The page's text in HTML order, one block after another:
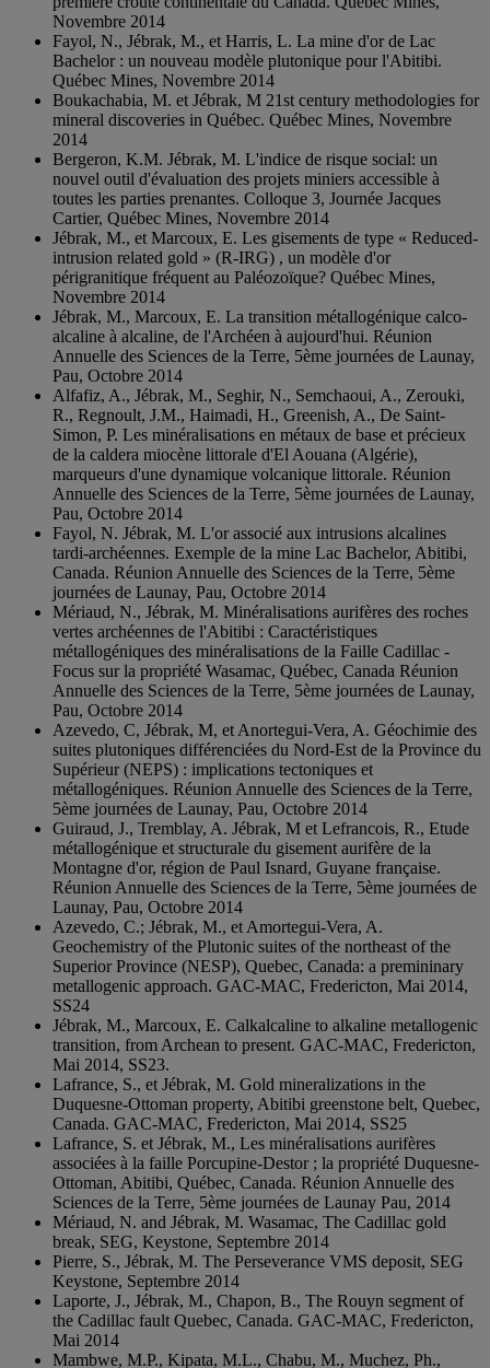
Novembre 2014
Fayol, N., Jébrak, M., et Harris, L. La mine d'or de Lac
Bachelor : un nouveau modèle plutonique pour l'Abitibi.
Québec Mines, Novembre 2014
Boukachabia, M. et Jébrak, M 21st century methodologies for
mineral discoveries in Québec. Québec Mines, Novembre
2014
Bergeron, K.M. Jébrak, M. L'indice de risque social: un
nouvel outil d'évaluation des projets miniers accessible à
toutes les parties prenantes. Colloque 3, Journée Jacques
Cartier, Québec Mines, Novembre 2014
Jébrak, M., et Marcoux, E. Les gisements de type « Reduced-
intrusion related gold » (R-IRG) , un modèle d'or
périgranitique fréquent au Paléozoïque? Québec Mines,
Novembre 2014
Jébrak, M., Marcoux, E. La transition métallogénique calco-
alcaline à alcaline, de l'Archéen à aujourd'hui. Réunion
Annuelle des Sciences de la Terre, 5ème journées de Launay,
Pau, Octobre 2014
Alfafiz, A., Jébrak, M., Seghir, N., Semchaoui, A., Zerouki,
R., Regnoult, J.M., Haimadi, H., Greenish, A., De Saint-
Simon, P. Les minéralisations en métaux de base et précieux
de la caldera miocène littorale d'El Aouana (Algérie),
marqueurs d'une dynamique volcanique littorale. Réunion
Annuelle des Sciences de la Terre, 5ème journées de Launay,
Pau, Octobre 2014
Fayol, N. Jébrak, M. L'or associé aux intrusions alcalines
tardi-archéennes. Exemple de la mine Lac Bachelor, Abitibi,
Canada. Réunion Annuelle des Sciences de la Terre, 5ème
journées de Launay, Pau, Octobre 2014
Mériaud, N., Jébrak, M. Minéralisations aurifères des roches
vertes archéennes de l'Abitibi : Caractéristiques
métallogéniques des minéralisations de la Faille Cadillac -
Focus sur la propriété Wasamac, Québec, Canada Réunion
Annuelle des Sciences de la Terre, 5ème journées de Launay,
Pau, Octobre 2014
Azevedo, C, Jébrak, M, et Anortegui-Vera, A. Géochimie des
suites plutoniques différenciées du Nord-Est de la Province du
Supérieur (NEPS) : implications tectoniques et
métallogéniques. Réunion Annuelle des Sciences de la Terre,
5ème journées de Launay, Pau, Octobre 2014
Guiraud, J., Tremblay, A. Jébrak, M et Lefrancois, R., Etude
métallogénique et structurale du gisement aurifère de la
Montagne d'or, région de Paul Isnard, Guyane française.
Réunion Annuelle des Sciences de la Terre, 5ème journées de
Launay, Pau, Octobre 2014
Azevedo, C.; Jébrak, M., et Amortegui-Vera, A.
Geochemistry of the Plutonic suites of the northeast of the
Superior Province (NESP), Quebec, Canada: a premininary
metallogenic approach. GAC-MAC, Fredericton, Mai 2014,
SS24
Jébrak, M., Marcoux, E. Calkalcaline to alkaline metallogenic
transition, from Archean to present. GAC-MAC, Fredericton,
Mai 2014, SS23.
Lafrance, S., et Jébrak, M. Gold mineralizations in the
Duquesne-Ottoman property, Abitibi greenstone belt, Quebec,
Canada. GAC-MAC, Fredericton, Mai 2014, SS25
Lafrance, S. et Jébrak, M., Les minéralisations aurifères
associées à la faille Porcupine-Destor ; la propriété Duquesne-
Ottoman, Abitibi, Québec, Canada. Réunion Annuelle des
Sciences de la Terre, 5ème journées de Launay Pau, 2014
Mériaud, N. and Jébrak, M. Wasamac, The Cadillac gold
break, SEG, Keystone, Septembre 2014
Pierre, S., Jébrak, M. The Perseverance VMS deposit, SEG
Keystone, Septembre 2014
Laporte, J., Jébrak, M., Chapon, B., The Rouyn segment of
the Cadillac fault Quebec, Canada. GAC-MAC, Fredericton,
Mai 2014
Mambwe, M.P., Kipata, M.L., Chabu, M., Muchez, Ph.,